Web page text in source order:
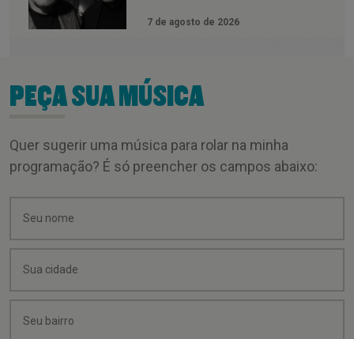
7 de agosto de 2026
PEÇA SUA MÚSICA
Quer sugerir uma música para rolar na minha
programação? É só preencher os campos abaixo: